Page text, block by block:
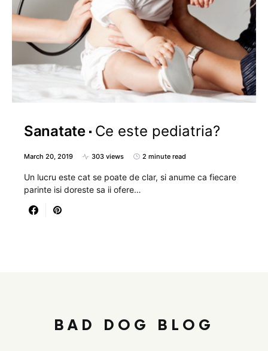
Sanatate Ce este pediatria?
March 20, 2019 303 views 2 minute read
Un lucru este cat se poate de clar, si anume ca fiecare
parinte isi doreste sa ii ofere…
BAD DOG BLOG